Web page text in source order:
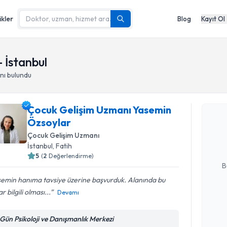
Blog Kayıt Ol
İstanbul
bulundu
Çocuk Gelişim Uzmanı Yasemin
Özsoylar
Çocuk Gelişim Uzmanı
İstanbul,Fatih
5 (2 Değerlendirme)
hanıma tavsiye üzerine başvurduk. Alanında bu
bilgili olması...
Devamı
Psikoloji ve Danışmanlık Merkezi